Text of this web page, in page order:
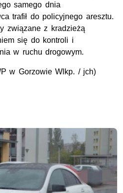
samego dnia
trafił do policyjnego aresztu.
związane z kradzieżą
się do kontroli i
w ruchu drogowym.
w Gorzowie Wlkp. / jch)